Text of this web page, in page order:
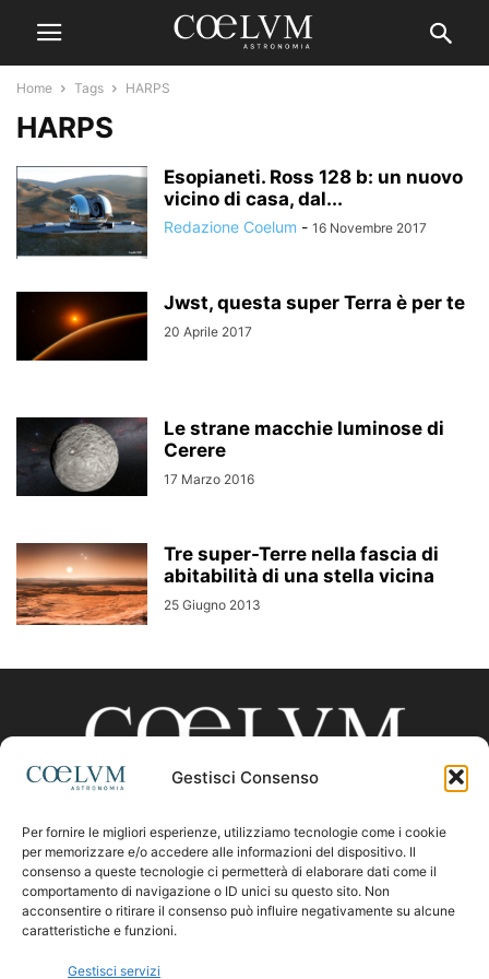
Gestisci Consenso
Per fornire le migliori esperienze, utilizziamo tecnologie come i cookie
per memorizzare e/o accedere alle informazioni del dispositivo. Il
consenso a queste tecnologie ci permetterà di elaborare dati come il
comportamento di navigazione o ID unici su questo sito. Non
acconsentire o ritirare il consenso può influire negativamente su alcune
caratteristiche e funzioni.
Gestisci servizi
Home Tags HARPS
HARPS
Esopianeti. Ross 128 b: un nuovo
vicino di casa, dal...
Redazione Coelum - 16 Novembre 2017
Jwst, questa super Terra è per te
20 Aprile 2017
Le strane macchie luminose di
Cerere
17 Marzo 2016
Tre super-Terre nella fascia di
abitabilità di una stella vicina
25 Giugno 2013
CHI SIAMO
Contattaci:coelumastro@coelum.com